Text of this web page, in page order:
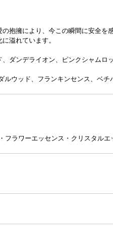
抱擁により、今この瞬間に安全を
溢れています。
ダンデライオン、ピンクシャムロ
ウッド、フランキンセンス、ベ
フラワーエッセンス・クリスタルエ